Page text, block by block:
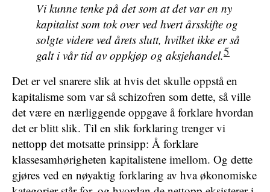
Vi kunne tenke på det som at det var en ny
kapitalist som tok over ved hvert årsskifte og
solgte videre ved årets slutt, hvilket ikke er så
galt i vår tid av oppkjøp og aksjehandel.5
Det er vel snarere slik at hvis det skulle oppstå en
kapitalisme som var så schizofren som dette, så ville
det være en nærliggende oppgave å forklare hvordan
det er blitt slik. Til en slik forklaring trenger vi
nettopp det motsatte prinsipp: Å forklare
klassesamhørigheten kapitalistene imellom. Og dette
gjøres ved en nøyaktig forklaring av hva økonomiske